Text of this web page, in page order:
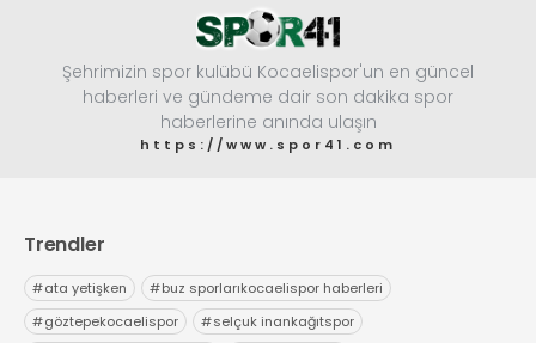
Şehrimizin spor kulübü Kocaelispor'un en güncel
haberleri ve gündeme dair son dakika spor
haberlerine anında ulaşın
https://www.spor41.com
Trendler
#ata yetişken #buz sporlarıkocaelispor haberleri
#göztepekocaelispor #selçuk inankağıtspor